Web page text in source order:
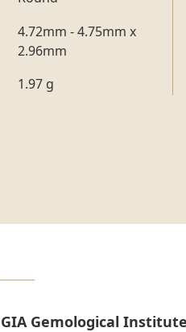
4.72mm - 4.75mm x
2.96mm
1.97 g
GIA Gemological